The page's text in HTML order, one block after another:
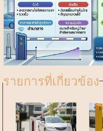
รายการที่เกี่ยวข้อง